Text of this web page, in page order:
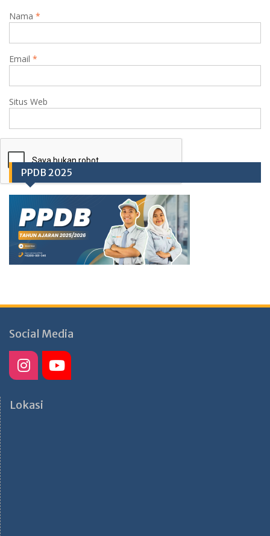
Nama *
Email *
Situs Web
PPDB 2025
Social Media
Lokasi